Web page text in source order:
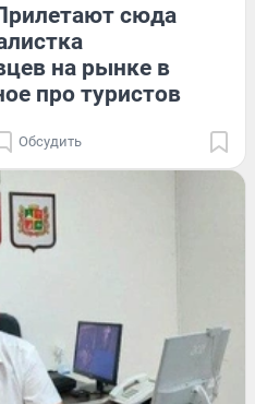
сюда
на рынке в
про туристов
Обсудить